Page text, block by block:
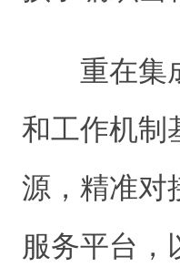
重在集
和工作机制
源，精准对
服务平台，